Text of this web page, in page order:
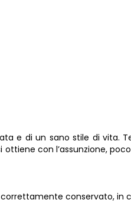
e di un sano stile di vita.
con l’assunzione,
conservato, in